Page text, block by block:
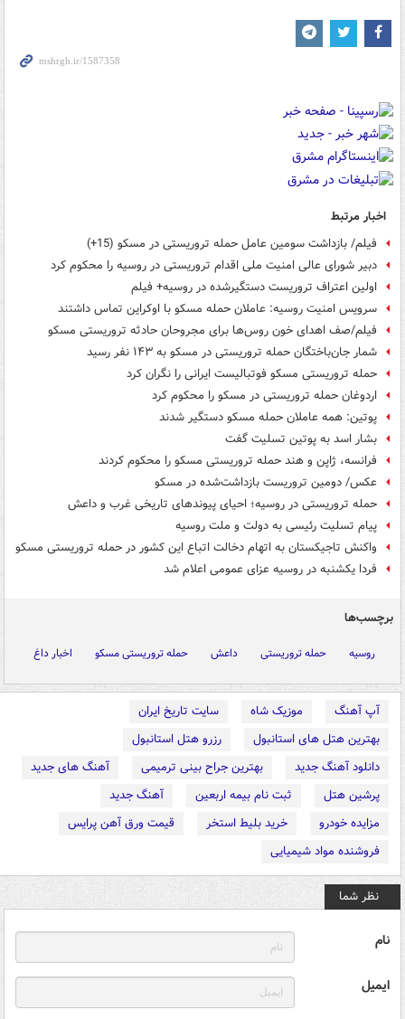
اخبار مرتبط
فیلم/ بازداشت سومین عامل حمله تروریستی در مسکو (15+)
دبیر شورای عالی امنیت ملی اقدام تروریستی در روسیه را محکوم‌ کرد
اولین اعتراف تروریست دستگیرشده در روسیه+ فیلم
سرویس امنیت روسیه: عاملان حمله مسکو با اوکراین تماس داشتند
فیلم/صف اهدای خون روس‌ها برای مجروحان حادثه تروریستی مسکو
شمار جان‌باختگان حمله تروریستی در مسکو به ۱۴۳ نفر رسید
حمله تروریستی مسکو فوتبالیست ایرانی را نگران کرد
اردوغان حمله تروریستی در مسکو را محکوم کرد
پوتین: همه عاملان حمله مسکو دستگیر شدند
بشار اسد به پوتین تسلیت گفت
فرانسه، ژاپن و هند حمله تروریستی مسکو را محکوم کردند
عکس/ دومین تروریست بازداشت‌شده در مسکو
حمله تروریستی در روسیه؛ احیای پیوندهای تاریخی غرب و داعش
پیام تسلیت رئیسی به دولت و ملت روسیه
واکنش تاجیکستان به اتهام دخالت اتباع این کشور در حمله تروریستی مسکو
فردا یکشنبه در روسیه عزای عمومی اعلام شد
برچسب‌ها
روسیه حمله تروریستی داعش حمله تروریستی مسکو اخبار داغ
آپ آهنگ موزیک شاه
سایت تاریخ ایران
بهترین هتل های استانبول
رزرو هتل استانبول
دانلود آهنگ جدید
بهترین جراح بینی ترمیمی
آهنگ های جدید
پرشین هتل
ثبت نام بیمه اربعین
آهنگ جدید
مزایده خودرو
خرید بلیط استخر
قیمت ورق آهن پرایس
فروشنده مواد شیمیایی
نظر شما
نام
ایمیل